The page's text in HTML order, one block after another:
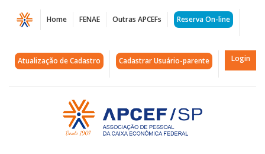
Página
Greve
de
outubro
Home FENAE Outras APCEFs Reserva On-line
Atualização de Cadastro Cadastrar Usuário-parente Login
Acessar
página
inicial